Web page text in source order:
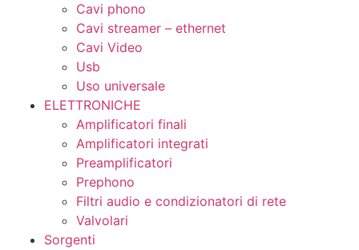
Cavi phono
Cavi streamer – ethernet
Cavi Video
Usb
Uso universale
ELETTRONICHE
Amplificatori finali
Amplificatori integrati
Preamplificatori
Prephono
Filtri audio e condizionatori di rete
Valvolari
Sorgenti